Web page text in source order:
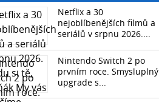
Netflix a 30
nejoblíbenějších filmů a
seriálů v srpnu 2026....
Nintendo Switch 2 po
prvním roce. Smysluplný
upgrade s...